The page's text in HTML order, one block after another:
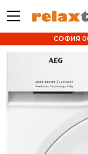
СОФИЯ